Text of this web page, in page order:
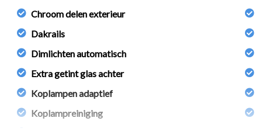
Chroom delen exterieur
Dakrails
Dimlichten automatisch
Extra getint glas achter
Koplampen adaptief
Koplampreiniging